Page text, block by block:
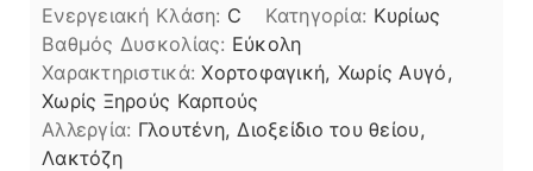
Ενεργειακή Κλάση: C Κατηγορία: Κυρίως
Βαθμός Δυσκολίας: Εύκολη
Χαρακτηριστικά:Χορτοφαγική, Χωρίς Αυγό,
Χωρίς Ξηρούς Καρπούς
Αλλεργία: Γλουτένη, Διοξείδιο του θείου,
Λακτόζη